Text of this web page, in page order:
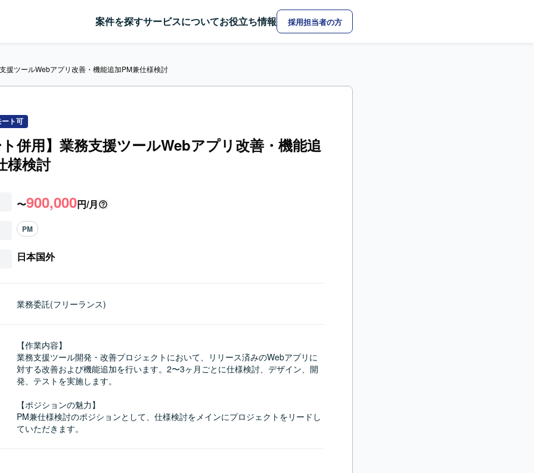
案件を探すサービスについてお役立ち情報 採用担当者の方
援ツールWebアプリ改善・機能追加PM兼仕様検討
ト可
併用】業務支援ツールWebアプリ改善・機能追
様検討
〜900,000円/月
PM
日本国外
業務委託(フリーランス)
【作業内容】
業務支援ツール開発・改善プロジェクトにおいて、リリース済みのWebアプリに
対する改善および機能追加を行います。2〜3ヶ月ごとに仕様検討、デザイン、開
発、テストを実施します。
【ポジションの魅力】
PM兼仕様検討のポジションとして、仕様検討をメインにプロジェクトをリードし
ていただきます。